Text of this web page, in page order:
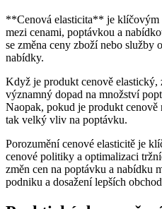
**Cenová elasticita** je klíčovým
mezi cenami, poptávkou a
se změna ceny zboží nebo služby
nabídky.
Když je produkt cenově elastický,
významný dopad na množství
Naopak, pokud je produkt cenově
tak velký vliv na poptávku.
Porozumění cenové elasticitě je
cenové politiky a optimalizaci
změn cen na poptávku a nabídku
podniku a dosažení lepších